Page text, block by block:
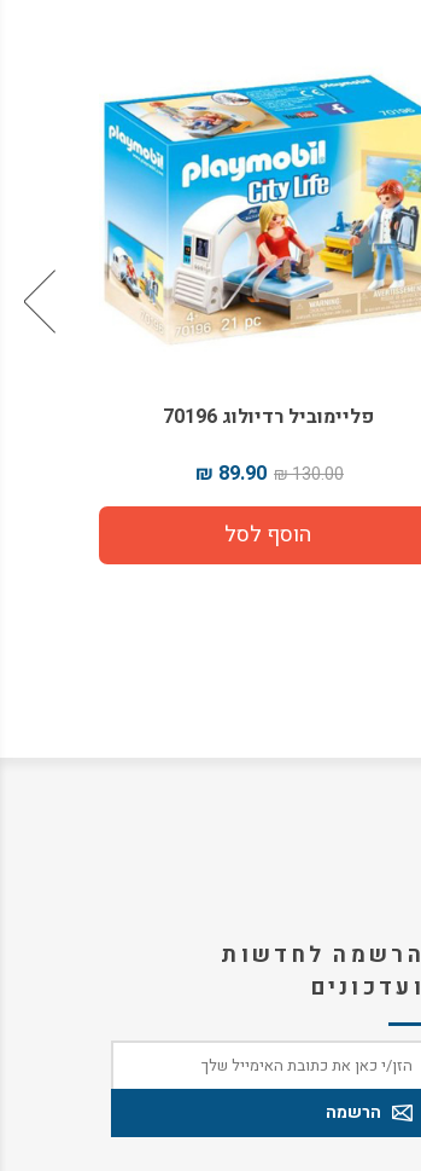
פליימוביל רדיולוג 70196
130.00 ₪
89.90 ₪
הרשמה לחדשות
ועדכונים